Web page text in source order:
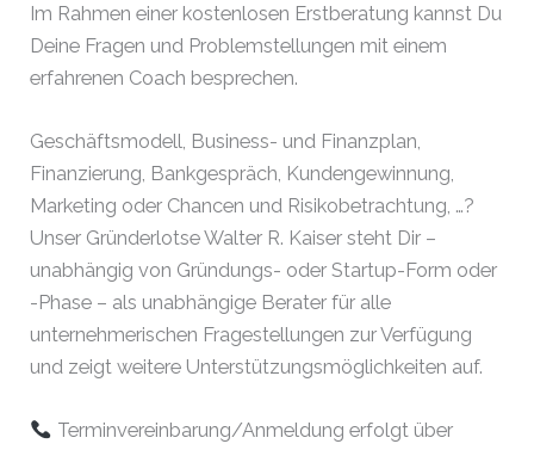
Im Rahmen einer kostenlosen Erstberatung kannst Du
Deine Fragen und Problemstellungen mit einem
erfahrenen Coach besprechen.
Geschäftsmodell, Business- und Finanzplan,
Finanzierung, Bankgespräch, Kundengewinnung,
Marketing oder Chancen und Risikobetrachtung, …?
Unser Gründerlotse Walter R. Kaiser steht Dir –
unabhängig von Gründungs- oder Startup-Form oder
-Phase – als unabhängige Berater für alle
unternehmerischen Fragestellungen zur Verfügung
und zeigt weitere Unterstützungsmöglichkeiten auf.
Terminvereinbarung/Anmeldung erfolgt über